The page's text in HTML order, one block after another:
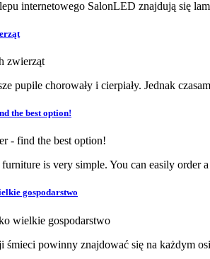
internetowego SalonLED znajdują się
pupile chorowały i cierpiały. Jednak
the best option!
is very simple. You can easily order
gospodarstwo
śmieci powinny znajdować się na każdym